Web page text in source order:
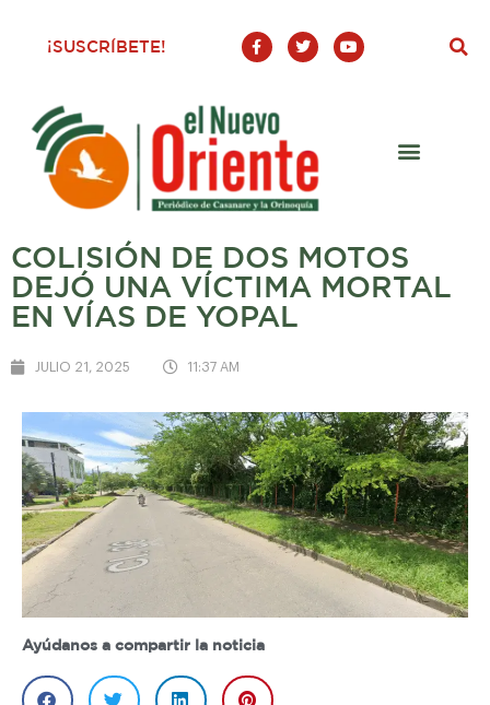
¡SUSCRÍBETE!
F
a
c
o
o
-
T
w
i
Y
o
u
COLISIÓN DE DOS MOTOS
DEJÓ UNA VÍCTIMA MORTAL
EN VÍAS DE YOPAL
JULIO 21, 2025 11:37 AM
Ayúdanos a compartir la noticia